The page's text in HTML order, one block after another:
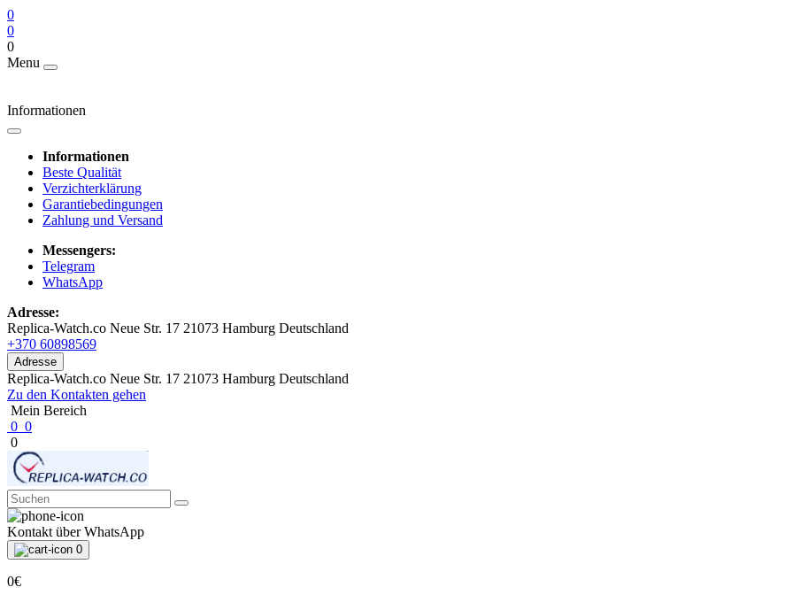
0
0
0
Menu
Informationen
Informationen
Beste Qualität
Verzichterklärung
Garantiebedingungen
Zahlung und Versand
Messengers:
Telegram
WhatsApp
Adresse:
Replica-Watch.co Neue Str. 17 21073 Hamburg Deutschland
+370 60898569
Adresse
Replica-Watch.co Neue Str. 17 21073 Hamburg Deutschland
Zu den Kontakten gehen
Mein Bereich
0 0
0
Kontakt über WhatsApp
0
0€